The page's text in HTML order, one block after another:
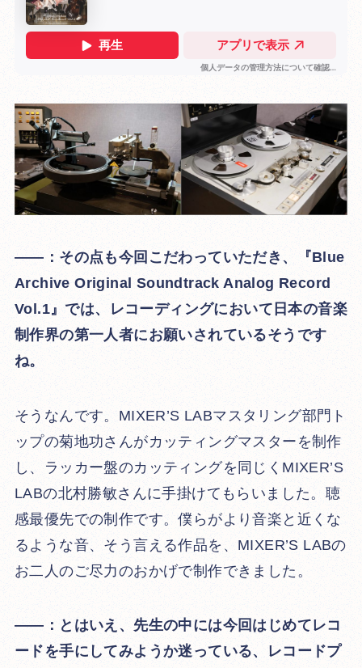
――：その点も今回こだわっていただき、『Blue
Archive Original Soundtrack Analog Record
Vol.1』では、レコーディングにおいて日本の音楽
制作界の第一人者にお願いされているそうです
ね。
そうなんです。MIXER’S LABマスタリング部門ト
ップの菊地功さんがカッティングマスターを制作
し、ラッカー盤のカッティングを同じくMIXER’S
LABの北村勝敏さんに手掛けてもらいました。聴
感最優先での制作です。僕らがより音楽と近くな
るような音、そう言える作品を、MIXER’S LABの
お二人のご尽力のおかげで制作できました。
――：とはいえ、先生の中には今回はじめてレコ
ードを手にしてみようか迷っている、レコードプ